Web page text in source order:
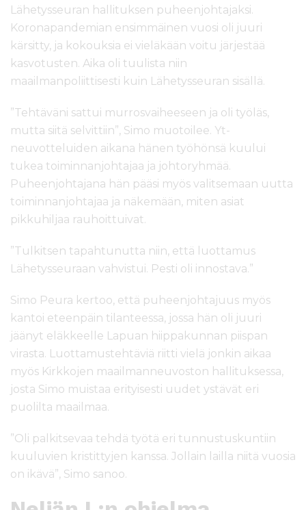
Lähetysseuran hallituksen puheenjohtajaksi.
Koronapandemian ensimmäinen vuosi oli juuri
kärsitty, ja kokouksia ei vieläkään voitu järjestää
kasvotusten. Aika oli tuulista niin
maailmanpoliittisesti kuin Lähetysseuran sisällä.
”Tehtäväni sattui murrosvaiheeseen ja oli työläs,
mutta siitä selvittiin”, Simo muotoilee. Yt-
neuvotteluiden aikana hänen työhönsä kuului
tukea toiminnanjohtajaa ja johtoryhmää.
Puheenjohtajana hän pääsi myös valitsemaan uutta
toiminnanjohtajaa ja näkemään, miten asiat
pikkuhiljaa rauhoittuivat.
”Tulkitsen tapahtunutta niin, että luottamus
Lähetysseuraan vahvistui. Pesti oli innostava.”
Simo Peura kertoo, että puheenjohtajuus myös
kantoi eteenpäin tilanteessa, jossa hän oli juuri
jäänyt eläkkeelle Lapuan hiippakunnan piispan
virasta. Luottamustehtäviä riitti vielä jonkin aikaa
myös Kirkkojen maailmanneuvoston hallituksessa,
josta Simo muistaa erityisesti uudet ystävät eri
puolilta maailmaa.
”Oli palkitsevaa tehdä työtä eri tunnustuskuntiin
kuuluvien kristittyjen kanssa. Jollain lailla niitä vuosia
on ikävä”, Simo sanoo.